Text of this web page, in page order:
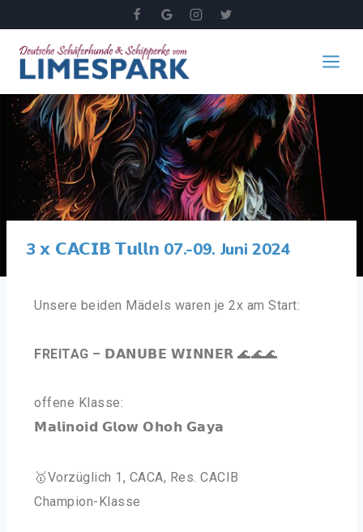
3 𝘅 𝗖𝗔𝗖𝗜𝗕 𝗧𝘂𝗹𝗹𝗻 07.-09. Juni 2024
Unsere beiden Mädels waren je 2x am Start:
FREITAG – 𝗗𝗔𝗡𝗨𝗕𝗘 𝗪𝗜𝗡𝗡𝗘𝗥 🌊🌊🌊
offene Klasse:
𝗠𝗮𝗹𝗶𝗻𝗼𝗶𝗱 𝗚𝗹𝗼𝘄 𝗢𝗵𝗼𝗵 𝗚𝗮𝘆𝗮
🥇Vorzüglich 1, CACA, Res. CACIB
Champion-Klasse